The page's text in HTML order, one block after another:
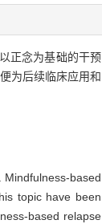
正念为基础的干预
为后续临床应用和
based
topic have been
based relapse